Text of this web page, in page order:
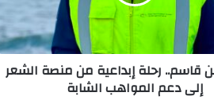
قاسم.. رحلة إبداعية من منصة الشعر
إلى دعم المواهب الشابة